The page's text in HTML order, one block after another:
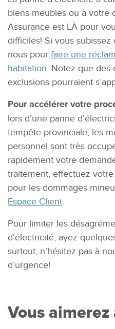
biens meubles ou à votre
Assurance est LÀ pour
difficiles! Si vous
nous pour faire une
habitation. Notez que des
exclusions pourraient
Pour accélérer votre
lors d’une panne
tempête provinciale, les
personnel sont très
rapidement votre
traitement, effectuez
pour les dommages
Espace Client.
Pour limiter les
d’électricité, ayez
surtout, n’hésitez pas à
d’urgence!
Vous aimerez